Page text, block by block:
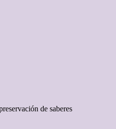
de saberes